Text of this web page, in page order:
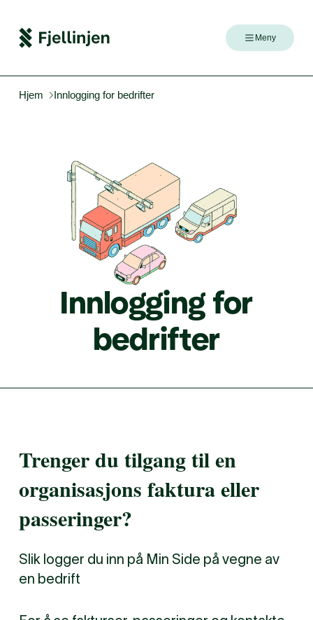
Meny
Hjem Innlogging for bedrifter
Inn­log­ging for
bedrif­ter
Trenger du tilgang til en
organisasjons faktura eller
passeringer?
Slik logger du inn på Min Side på vegne av
en bedrift